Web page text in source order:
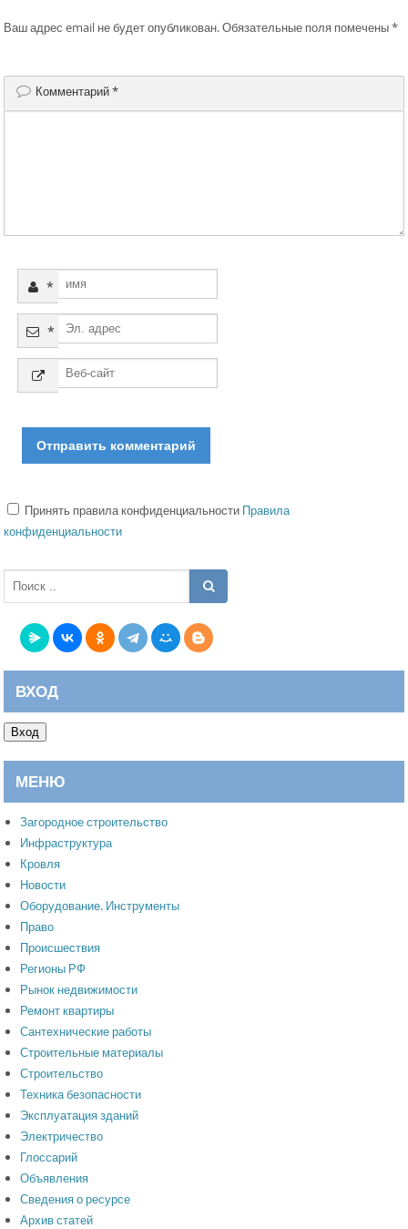
Ваш адрес email не будет опубликован.Обязательные поля помечены*
Комментарий*
*
*
Принять правила конфиденциальности Правила
конфиденциальности
ВХОД
Вход
МЕНЮ
Загородное строительство
Инфраструктура
Кровля
Новости
Оборудование. Инструменты
Право
Происшествия
Регионы РФ
Рынок недвижимости
Ремонт квартиры
Сантехнические работы
Строительные материалы
Строительство
Техника безопасности
Эксплуатация зданий
Электричество
Глоссарий
Объявления
Сведения о ресурсе
Архив статей